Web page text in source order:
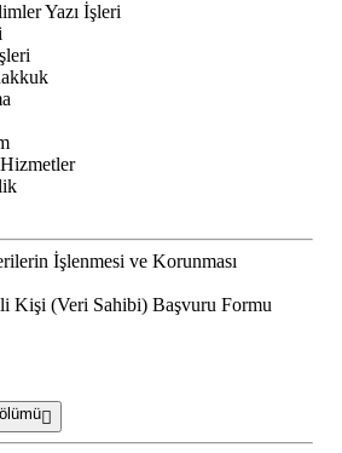
Yazı İşleri
Hizmetler
İşlenmesi ve Korunması
(Veri Sahibi) Başvuru Formu